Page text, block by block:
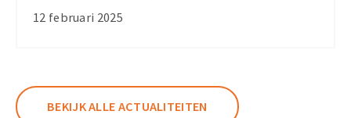
12 februari 2025
staal-
BEKIJK ALLE ACTUALITEITEN